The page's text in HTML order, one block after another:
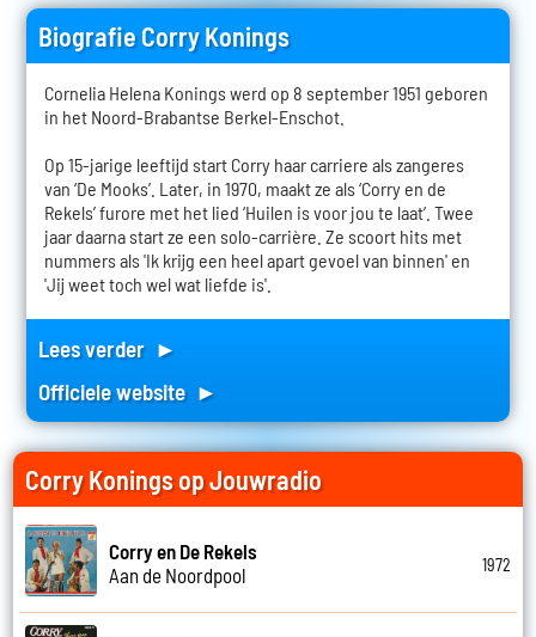
Biografie Corry Konings
Cornelia Helena Konings werd op 8 september 1951 geboren
in het Noord-Brabantse Berkel-Enschot.
Op 15-jarige leeftijd start Corry haar carriere als zangeres
van ‘De Mooks’. Later, in 1970, maakt ze als ‘Corry en de
Rekels’ furore met het lied ‘Huilen is voor jou te laat’. Twee
jaar daarna start ze een solo-carrière. Ze scoort hits met
nummers als 'Ik krijg een heel apart gevoel van binnen' en
'Jij weet toch wel wat liefde is'.
Lees verder ►
Officiele website ►
Corry Konings op Jouwradio
Corry en De Rekels
Aan de Noordpool
1972